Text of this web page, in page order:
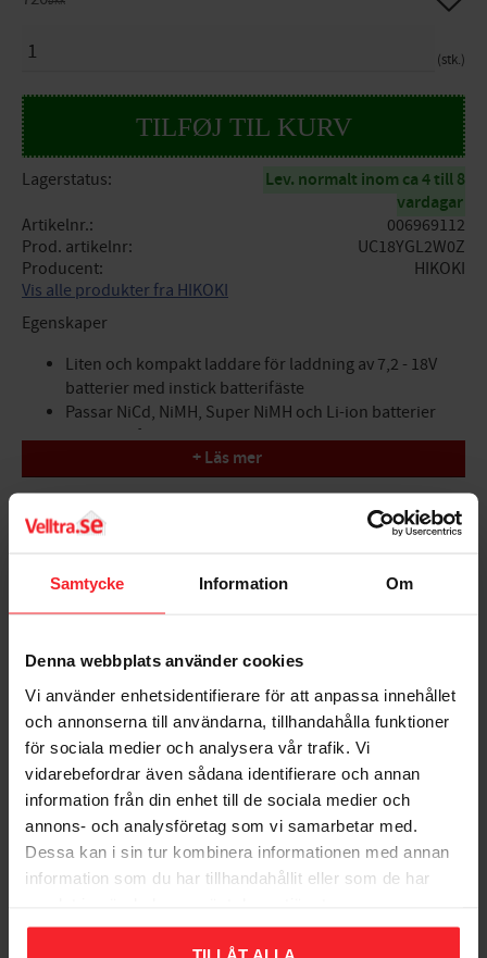
Samtycke Information Om
Denna webbplats använder cookies
Vi använder enhetsidentifierare för att anpassa innehållet
och annonserna till användarna, tillhandahålla funktioner
för sociala medier och analysera vår trafik. Vi
vidarebefordrar även sådana identifierare och annan
information från din enhet till de sociala medier och
annons- och analysföretag som vi samarbetar med.
Dessa kan i sin tur kombinera informationen med annan
information som du har tillhandahållit eller som de har
stk.
Lagerstatus
Lev. normalt inom ca 4 till 8
vardagar
Artikelnr.
006969112
Prod. artikelnr
UC18YGL2W0Z
Producent
HIKOKI
Vis alle produkter fra HIKOKI
Egenskaper
Liten och kompakt laddare för laddning av 7,2 - 18V
batterier med instick batterifäste
Passar NiCd, NiMH, Super NiMH och Li-ion batterier
Indikator för laddningsprocess
Artikelnummer 68030608
EAN-nr 4966376318407
Benämning 1 BATTERILADDARE UC18YGL2
Benämning 2 HIKOKI
Enhet ST
Produkttyp Batteriladdare 7,2V - 18V
Benämning UC18YGL2
Vikt 0,40 kg
För batterifäste Kassett
För cellteknologi NiCd / NiMH / Li-ion
För voltstyrka 7,2V - 18V
Luftkylningssystem Nei
Typbeteckning UC 18YGL2
+ Läs mer
Bedømmelser
Bliv den første, der giver en bedømmelse.
Populära produkter